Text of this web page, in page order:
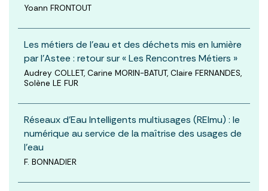
Yoann FRONTOUT
Les métiers de l’eau et des déchets mis en lumière
par l’Astee : retour sur « Les Rencontres Métiers »
Audrey COLLET, Carine MORIN-BATUT, Claire FERNANDES,
Solène LE FUR
Réseaux d’Eau Intelligents multiusages (REImu) : le
numérique au service de la maîtrise des usages de
l’eau
F. BONNADIER